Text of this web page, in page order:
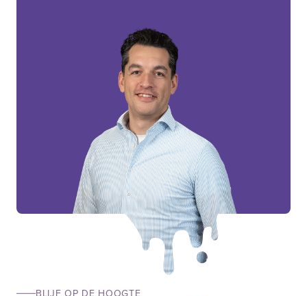
BLIJF OP DE HOOGTE